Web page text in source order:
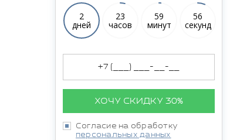
2
дней
23
часов
59
минут
55
секунд
ХОЧУ СКИДКУ 30%
Согласие на обработку
персональных данных